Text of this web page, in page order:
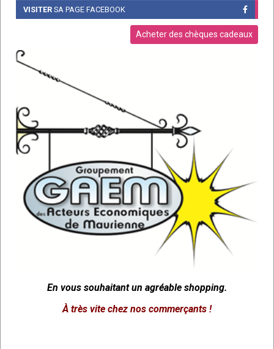
VISITER SA PAGE FACEBOOK
Acheter des chèques cadeaux
En vous souhaitant un agréable shopping.
À très vite chez nos commerçants !